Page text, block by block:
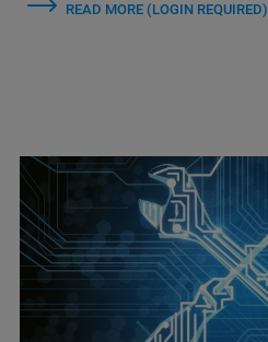
READ MORE (LOGIN REQUIRED)